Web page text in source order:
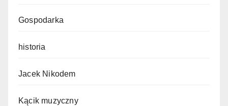
Gospodarka
historia
Jacek Nikodem
Kącik muzyczny